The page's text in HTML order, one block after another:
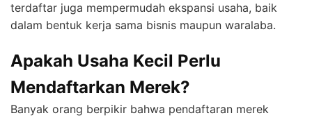
terdaftar juga mempermudah ekspansi usaha, baik
dalam bentuk kerja sama bisnis maupun waralaba.
Apakah Usaha Kecil Perlu
Mendaftarkan Merek?
Banyak orang berpikir bahwa pendaftaran merek